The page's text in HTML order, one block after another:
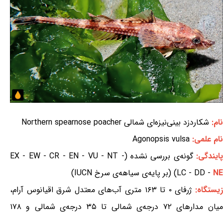
نام: شکاردزد بینی‌نیزه‌ای شمالی Northern spearnose poacher
نام علمی: Agonopsis vulsa
پایندگی:
گونه‌ی بررسی نشده (EX - EW - CR - EN - VU - NT -
LC - DD - NE
) (بر پایه‌ی سیاهه‌ی سرخ IUCN)
زیستگاه:
ژرفای ۰ تا ۱۶۳ متری آب‌های معتدل شرق اقیانوس آرام،
میان مدارهای ۷۲ درجه‌ی شمالی تا ۳۵ درجه‌ی شمالی و ۱۷۸